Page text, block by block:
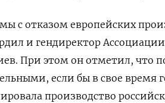
с отказом европейских
и гендиректор
При этом он отметил, что
если бы в свое время
производство